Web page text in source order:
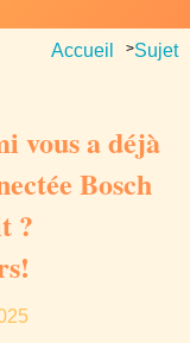
Accueil >Sujet
vous a déjà
Bosch
?